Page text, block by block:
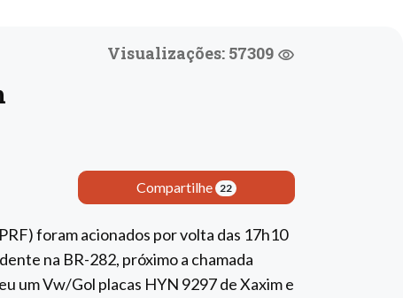
Visualizações: 57309
Compartilhe 22
foram acionados por volta das 17h10
na BR-282, próximo a chamada
um Vw/Gol placas HYN 9297 de Xaxim e